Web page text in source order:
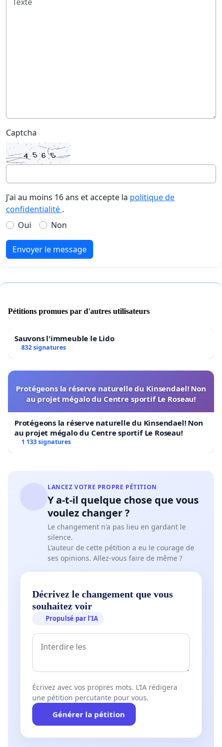
Captcha
J'ai au moins 16 ans et accepte la politique de
confidentialité .
Oui
Non
Envoyer le message
Pétitions promues par d'autres utilisateurs
Sauvons l'immeuble le Lido
832 signatures
Protégeons la réserve naturelle du Kinsendael! Non
au projet mégalo du Centre sportif Le Roseau!
Protégeons la réserve naturelle du Kinsendael! Non
au projet mégalo du Centre sportif Le Roseau!
1 133 signatures
LANCEZ VOTRE PROPRE PÉTITION
Y a-t-il quelque chose que vous
voulez changer ?
Le changement n'a pas lieu en gardant le
silence.
L'auteur de cette pétition a eu le courage de
ses opinions. Allez-vous faire de même ?
Décrivez le changement que vous
souhaitez voir
Propulsé par l’IA
Écrivez avec vos propres mots. L’IA rédigera
une pétition percutante pour vous.
Générer la pétition